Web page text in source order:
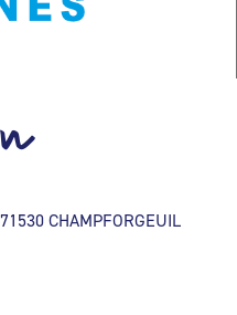
CHAMPFORGEUIL